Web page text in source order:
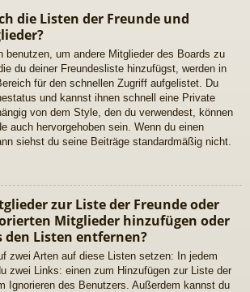
die Listen der Freunde und
benutzen, um andere Mitglieder des Boards zu
du deiner Freundesliste hinzufügst, werden in
für den schnellen Zugriff aufgelistet. Du
und kannst ihnen schnell eine Private
von dem Style, den du verwendest, können
auch hervorgehoben sein. Wenn du einen
siehst du seine Beiträge standardmäßig nicht.
zur Liste der Freunde oder
Mitglieder hinzufügen oder
den Listen entfernen?
zwei Arten auf diese Listen setzen: In jedem
zwei Links: einen zum Hinzufügen zur Liste der
Ignorieren des Benutzers. Außerdem kannst du